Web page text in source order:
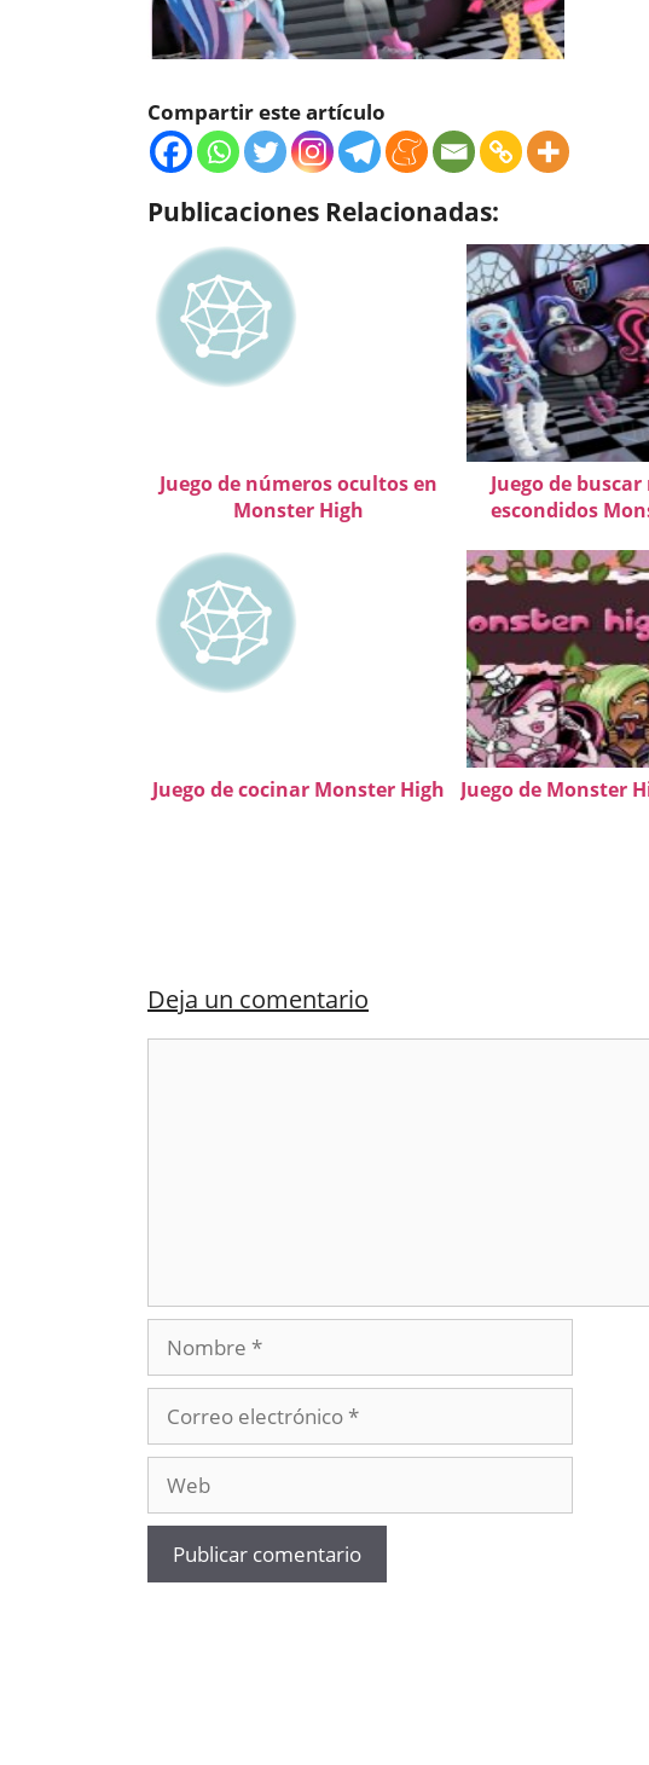
Compartir este artículo
Publicaciones Relacionadas:
Juego de números ocultos en
Monster High
Juego de
escondidos
Juego de cocinar Monster High Juego de Monster
Deja un comentario
Nombre
electrónico